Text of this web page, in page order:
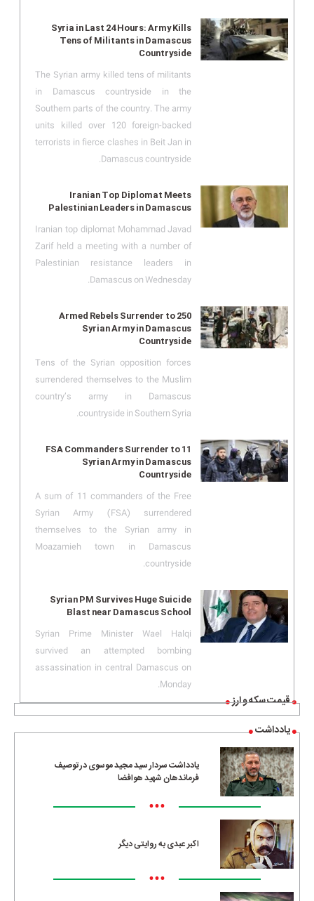
قیمت سکه و ارز
یادداشت
یادداشت سردار سید مجید موسوی در توصیف
فرماندهان شهید هوافضا
•••
اکبر عبدی به روایتی دیگر
•••
Syria in Last 24 Hours: Army Kills
Tens of Militants in Damascus
Countryside
The Syrian army killed tens of militants
in Damascus countryside in the
Southern parts of the country. The army
units killed over 120 foreign-backed
terrorists in fierce clashes in Beit Jan in
Damascus countryside.
Iranian Top Diplomat Meets
Palestinian Leaders in Damascus
Iranian top diplomat Mohammad Javad
Zarif held a meeting with a number of
Palestinian resistance leaders in
Damascus on Wednesday.
250 Armed Rebels Surrender to
Syrian Army in Damascus
Countryside
Tens of the Syrian opposition forces
surrendered themselves to the Muslim
country’s army in Damascus
countryside in Southern Syria.
11 FSA Commanders Surrender to
Syrian Army in Damascus
Countryside
A sum of 11 commanders of the Free
Syrian Army (FSA) surrendered
themselves to the Syrian army in
Moazamieh town in Damascus
countryside.
Syrian PM Survives Huge Suicide
Blast near Damascus School
Syrian Prime Minister Wael Halqi
survived an attempted bombing
assassination in central Damascus on
Monday.